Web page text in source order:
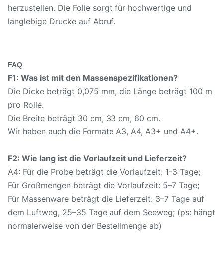
herzustellen. Die Folie sorgt für hochwertige und
langlebige Drucke auf Abruf.
FAQ
F1: Was ist mit den Massenspezifikationen?
Die Dicke beträgt 0,075 mm, die Länge beträgt 100 m
pro Rolle.
Die Breite beträgt 30 cm, 33 cm, 60 cm.
Wir haben auch die Formate A3, A4, A3+ und A4+.
F2: Wie lang ist die Vorlaufzeit und Lieferzeit?
A4: Für die Probe beträgt die Vorlaufzeit: 1-3 Tage;
Für Großmengen beträgt die Vorlaufzeit: 5–7 Tage;
Für Massenware beträgt die Lieferzeit: 3–7 Tage auf
dem Luftweg, 25–35 Tage auf dem Seeweg; (ps: hängt
normalerweise von der Bestellmenge ab)